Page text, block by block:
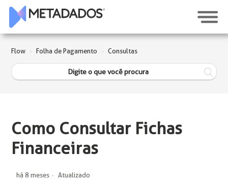
Flow Folha de Pagamento Consultas
Como Consultar Fichas
Financeiras
há 8 meses Atualizado